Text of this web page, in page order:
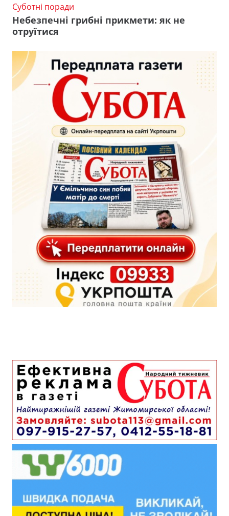
Суботні поради
Небезпечні грибні прикмети: як не
отруїтися